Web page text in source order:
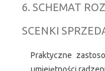
6. SCHEMAT
SCENKI
Praktyczne
umiejętności